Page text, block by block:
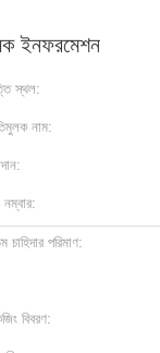
ইনফরমেশন
স্থল:
নাম:
চাহিদার পরিমাণ:
বিবরণ: